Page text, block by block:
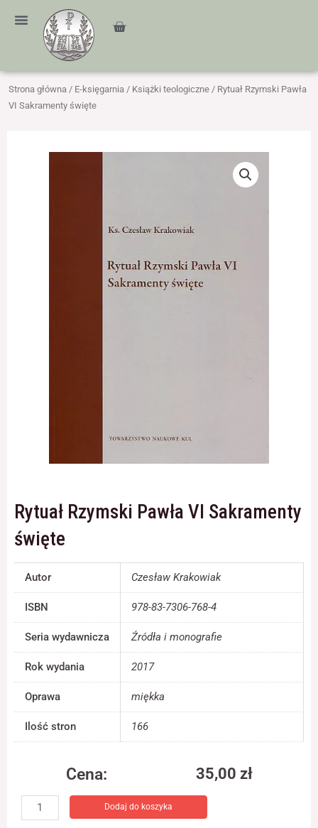
treści
Cart
Strona główna / E-księgarnia / Książki teologiczne / Rytuał Rzymski Pawła
VI Sakramenty święte
Rytuał Rzymski Pawła VI Sakramenty
święte
Autor Czesław Krakowiak
ISBN 978-83-7306-768-4
Seria wydawnicza Źródła i monografie
Rok wydania 2017
Oprawa miękka
Ilość stron 166
Cena: 35,00 zł
ilość
Rytuał
Dodaj do koszyka
one potrzebne
do
funkcjonalność
i strukturę
strony
internetowej,
na podstawie
tego, jak strona
najlepiej podczas
na nią. Jeśli
odrzucisz te pliki
cookie, niektóre
strony